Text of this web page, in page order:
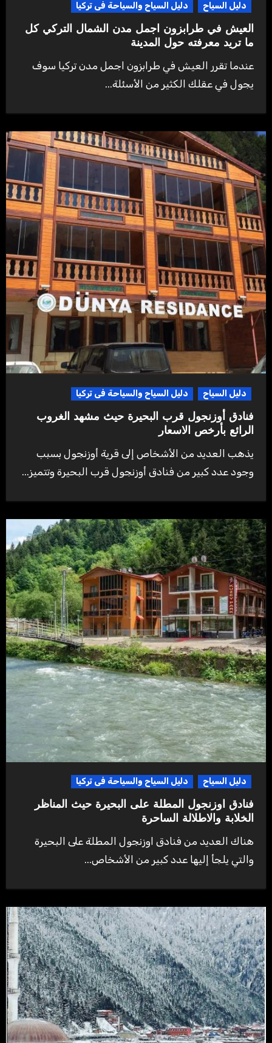
دليل السياح دليل السياح والسياحة فى تركيا
العيش في طرابزون اجمل مدن الشمال التركي كل
ما تريد معرفته حول المدينة
عندما تقرر العيش في طرابزون اجمل مدن تركيا سوف
يجول في عقلك الكثير من الأسئلة...
دليل السياح دليل السياح والسياحة فى تركيا
فنادق أوزنجول قرب البحيرة حيث مشهد الغروب
الرائع بأرخص الاسعار
يذهب العديد من الأشخاص إلى قرية أوزنجول بسبب
وجود عدد كبير من فنادق أوزنجول قرب البحيرة وتتميز...
دليل السياح دليل السياح والسياحة فى تركيا
فنادق اوزنجول المطلة على البحيرة حيث المناظر
الخلابة والاطلالة الساحرة
هناك العديد من فنادق اوزنجول المطلة على البحيرة
والتي يلجأ إليها عدد كبير من الأشخاص...